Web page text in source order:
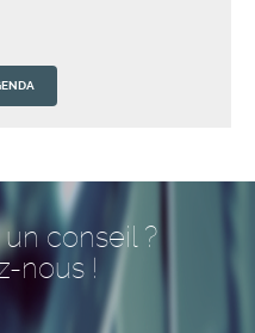
conseil ?
nous !